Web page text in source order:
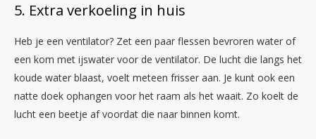
5. Extra verkoeling in huis
Heb je een ventilator? Zet een paar flessen bevroren water of
een kom met ijswater voor de ventilator. De lucht die langs het
koude water blaast, voelt meteen frisser aan. Je kunt ook een
natte doek ophangen voor het raam als het waait. Zo koelt de
lucht een beetje af voordat die naar binnen komt.